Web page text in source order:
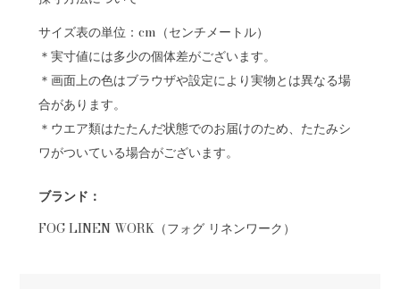
サイズ表の単位：cm（センチメートル）
＊実寸値には多少の個体差がございます。
＊画面上の色はブラウザや設定により実物とは異なる場
合があります。
＊ウエア類はたたんだ状態でのお届けのため、たたみシ
ワがついている場合がございます。
ブランド：
FOG LINEN WORK（フォグ リネンワーク）